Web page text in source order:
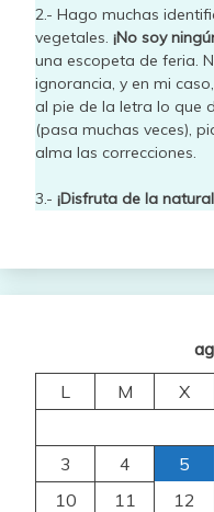
2.- Hago muchas
vegetales. ¡No soy
una escopeta de feria.
ignorancia, y en mi
al pie de la letra lo que
(pasa muchas veces),
alma las correcciones.
3.- ¡Disfruta de la
L
M X
3
4 5
10
11 12